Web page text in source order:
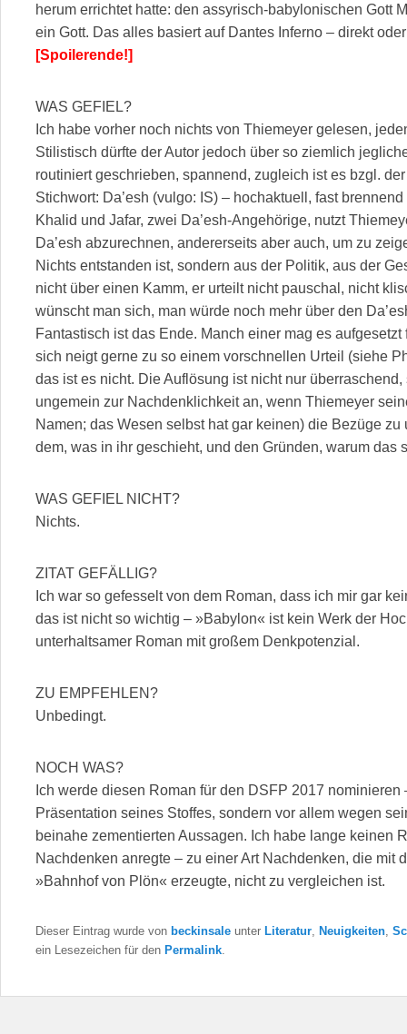
herum errichtet hatte: den assyrisch-babylonischen Gott
ein Gott. Das alles basiert auf Dantes Inferno – direkt
[Spoilerende!]
WAS GEFIEL?
Ich habe vorher noch nichts von Thiemeyer gelesen,
Stilistisch dürfte der Autor jedoch über so ziemlich
routiniert geschrieben, spannend, zugleich ist es bzgl.
Stichwort: Da’esh (vulgo: IS) – hochaktuell, fast
Khalid und Jafar, zwei Da’esh-Angehörige, nutzt
Da’esh abzurechnen, andererseits aber auch, um zu
Nichts entstanden ist, sondern aus der Politik, aus der
nicht über einen Kamm, er urteilt nicht pauschal, nicht
wünscht man sich, man würde noch mehr über den
Fantastisch ist das Ende. Manch einer mag es
sich neigt gerne zu so einem vorschnellen Urteil (siehe
das ist es nicht. Die Auflösung ist nicht nur
ungemein zur Nachdenklichkeit an, wenn Thiemeyer
Namen; das Wesen selbst hat gar keinen) die Bezüge
dem, was in ihr geschieht, und den Gründen, warum das
WAS GEFIEL NICHT?
Nichts.
ZITAT GEFÄLLIG?
Ich war so gefesselt von dem Roman, dass ich mir gar
das ist nicht so wichtig – »Babylon« ist kein Werk der
unterhaltsamer Roman mit großem Denkpotenzial.
ZU EMPFEHLEN?
Unbedingt.
NOCH WAS?
Ich werde diesen Roman für den DSFP 2017
Präsentation seines Stoffes, sondern vor allem wegen
beinahe zementierten Aussagen. Ich habe lange keinen
Nachdenken anregte – zu einer Art Nachdenken, die mit
»Bahnhof von Plön« erzeugte, nicht zu vergleichen ist.
Dieser Eintrag wurde von beckinsale unter Literatur Neuigkeiten
ein Lesezeichen für den Permalink